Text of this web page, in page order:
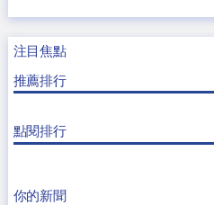
注目焦點
推薦排行
點閱排行
你的新聞